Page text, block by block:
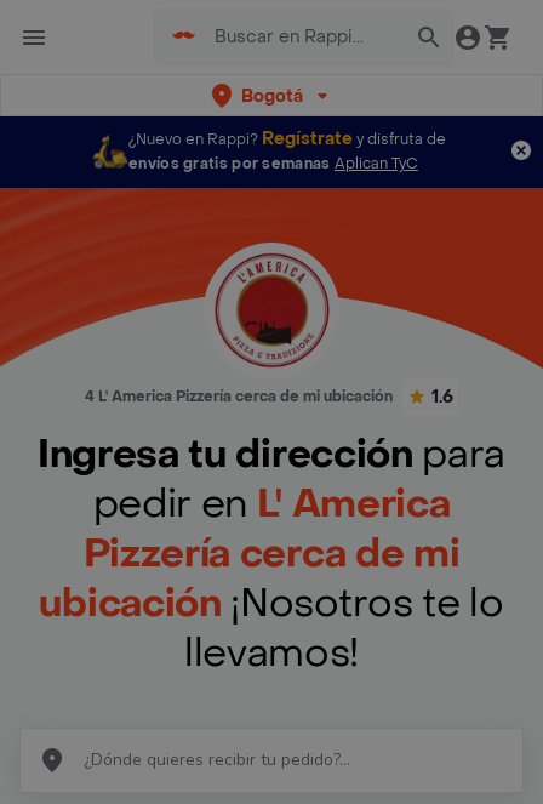
Bogotá
¿Nuevo en Rappi? Regístratey disfruta de
envíos gratis por semanas Aplican TyC
4 L' America Pizzería cerca de mi ubicación 1.6
Ingresa tu dirección para
pedir en L' America
Pizzería cerca de mi
ubicación ¡Nosotros te lo
llevamos!